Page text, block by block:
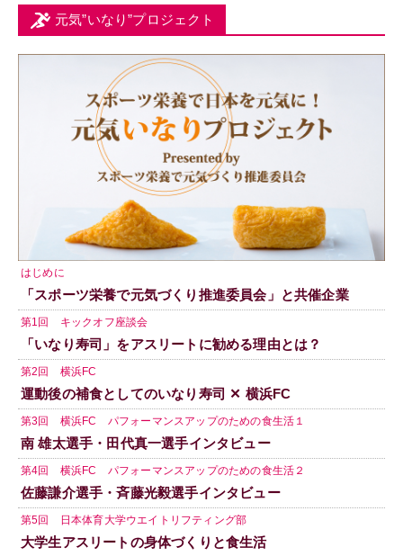
元気”いなり”プロジェクト
はじめに
「スポーツ栄養で元気づくり推進委員会」と共催企業
第1回 キックオフ座談会
「いなり寿司」をアスリートに勧める理由とは？
第2回 横浜FC
運動後の補食としてのいなり寿司 ✕ 横浜FC
第3回 横浜FC パフォーマンスアップのための食生活１
南 雄太選手・田代真一選手インタビュー
第4回 横浜FC パフォーマンスアップのための食生活２
佐藤謙介選手・斉藤光毅選手インタビュー
第5回 日本体育大学ウエイトリフティング部
大学生アスリートの身体づくりと食生活